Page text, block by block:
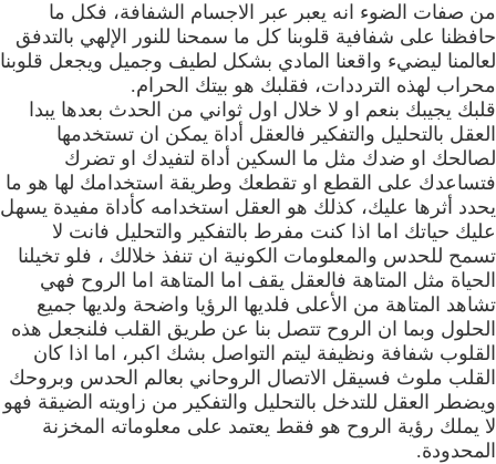
من صفات الضوء انه يعبر عبر الاجسام الشفافة، فكل ما
حافظنا على شفافية قلوبنا كل ما سمحنا للنور الإلهي بالتدفق
لعالمنا ليضيء واقعنا المادي بشكل لطيف وجميل ويجعل قلوبنا
محراب لهذه الترددات، فقلبك هو بيتك الحرام.
قلبك يجيبك بنعم او لا خلال اول ثواني من الحدث بعدها يبدا
العقل بالتحليل والتفكير فالعقل أداة يمكن ان تستخدمها
لصالحك او ضدك مثل ما السكين أداة لتفيدك او تضرك
فتساعدك على القطع او تقطعك وطريقة استخدامك لها هو ما
يحدد أثرها عليك، كذلك هو العقل استخدامه كأداة مفيدة يسهل
عليك حياتك اما اذا كنت مفرط بالتفكير والتحليل فانت لا
تسمح للحدس والمعلومات الكونية ان تنفذ خلالك ، فلو تخيلنا
الحياة مثل المتاهة فالعقل يقف اما المتاهة اما الروح فهي
تشاهد المتاهة من الأعلى فلديها الرؤيا واضحة ولديها جميع
الحلول وبما ان الروح تتصل بنا عن طريق القلب فلنجعل هذه
القلوب شفافة ونظيفة ليتم التواصل بشك اكبر، اما اذا كان
القلب ملوث فسيقل الاتصال الروحاني بعالم الحدس وبروحك
ويضطر العقل للتدخل بالتحليل والتفكير من زاويته الضيقة فهو
لا يملك رؤية الروح هو فقط يعتمد على معلوماته المخزنة
المحدودة.